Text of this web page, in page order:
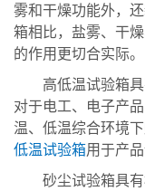
雾和干燥功能外，
箱相比，盐雾、干燥
的作用更切合实际。
高低温试验箱具
对于电工、电子产
温、低温综合环境
低温试验箱用于产
砂尘试验箱具有